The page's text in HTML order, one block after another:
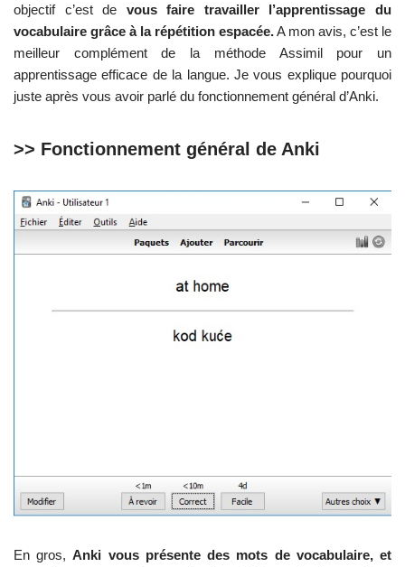
objectif c’est de vous faire travailler l’apprentissage du
vocabulaire grâce à la répétition espacée.A mon avis, c’est le
meilleur complément de la méthode Assimil pour un
apprentissage efficace de la langue. Je vous explique pourquoi
juste après vous avoir parlé du fonctionnement général d’Anki.
>> Fonctionnement général de Anki
En gros,Anki vous présente des mots de vocabulaire, et